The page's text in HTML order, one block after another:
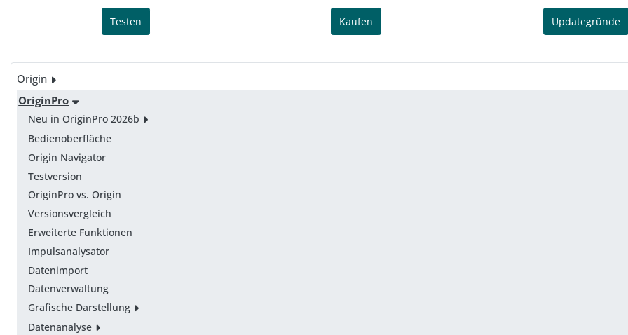
Origin
OriginPro
Neu in OriginPro 2026b
Bedienoberfläche
Origin Navigator
Testversion
OriginPro vs. Origin
Versionsvergleich
Erweiterte Funktionen
Impulsanalysator
Datenimport
Datenverwaltung
Grafische Darstellung
Datenanalyse
Testen Kaufen Updategründe